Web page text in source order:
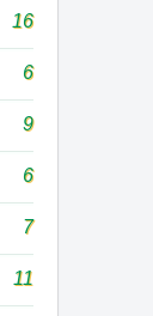
16
6
9
6
7
11